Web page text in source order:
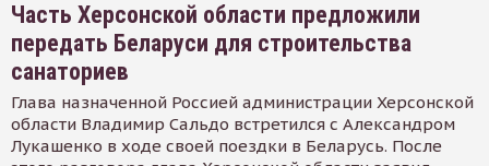
Часть Херсонской области предложили
передать Беларуси для строительства
санаториев
Глава назначенной Россией администрации Херсонской
области Владимир Сальдо встретился с Александром
Лукашенко в ходе своей поездки в Беларусь. После